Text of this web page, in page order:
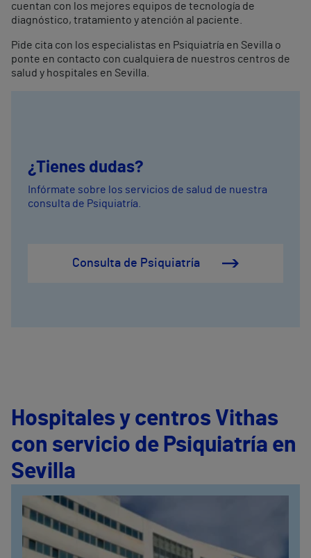
cuentan con los mejores equipos de tecnología de
diagnóstico, tratamiento y atención al paciente.
Pide cita con los especialistas en Psiquiatría en Sevilla o
ponte en contacto con cualquiera de nuestros centros de
salud y hospitales en Sevilla.
¿Tienes dudas?
Infórmate sobre los servicios de salud de nuestra
consulta de Psiquiatría.
Consulta de Psiquiatría
Hospitales y centros Vithas
con servicio de Psiquiatría en
Sevilla